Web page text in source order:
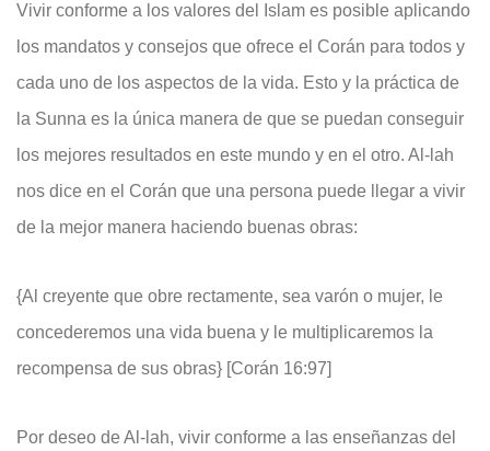
Vivir conforme a los valores del Islam es posible aplicando
los mandatos y consejos que ofrece el Corán para todos y
cada uno de los aspectos de la vida. Esto y la práctica de
la Sunna es la única manera de que se puedan conseguir
los mejores resultados en este mundo y en el otro. Al-lah
nos dice en el Corán que una persona puede llegar a vivir
de la mejor manera haciendo buenas obras:
{Al creyente que obre rectamente, sea varón o mujer, le
concederemos una vida buena y le multiplicaremos la
recompensa de sus obras} [Corán 16:97]
Por deseo de Al-lah, vivir conforme a las enseñanzas del